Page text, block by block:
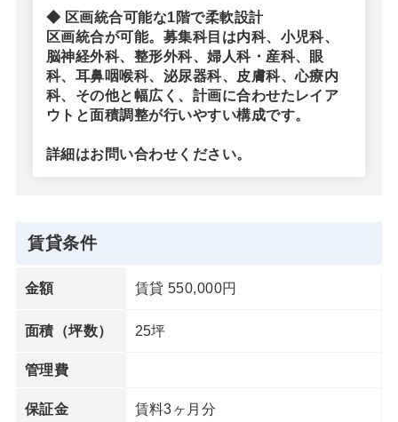
◆ 区画統合可能な1階で柔軟設計
区画統合が可能。募集科目は内科、小児科、
脳神経外科、整形外科、婦人科・産科、眼
科、耳鼻咽喉科、泌尿器科、皮膚科、心療内
科、その他と幅広く、計画に合わせたレイア
ウトと面積調整が行いやすい構成です。
詳細はお問い合わせください。
賃貸条件
金額 賃貸 550,000円
面積（坪数） 25坪
管理費
保証金 賃料3ヶ月分